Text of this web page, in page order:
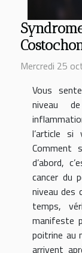
Mercredi 25
Vous
niveau
l’article
Comment
d’abord,
cancer du
niveau des
temps,
manifeste
poitrine au
arrivent